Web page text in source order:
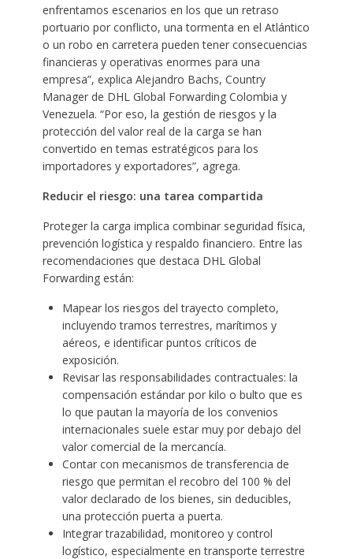
enfrentamos escenarios en los que un retraso
portuario por conflicto, una tormenta en el Atlántico
o un robo en carretera pueden tener consecuencias
financieras y operativas enormes para una
empresa”, explica Alejandro Bachs, Country
Manager de DHL Global Forwarding Colombia y
Venezuela. “Por eso, la gestión de riesgos y la
protección del valor real de la carga se han
convertido en temas estratégicos para los
importadores y exportadores”, agrega.
Reducir el riesgo: una tarea compartida
Proteger la carga implica combinar seguridad física,
prevención logística y respaldo financiero. Entre las
recomendaciones que destaca DHL Global
Forwarding están:
Mapear los riesgos del trayecto completo,
incluyendo tramos terrestres, marítimos y
aéreos, e identificar puntos críticos de
exposición.
Revisar las responsabilidades contractuales: la
compensación estándar por kilo o bulto que es
lo que pautan la mayoría de los convenios
internacionales suele estar muy por debajo del
valor comercial de la mercancía.
Contar con mecanismos de transferencia de
riesgo que permitan el recobro del 100 % del
valor declarado de los bienes, sin deducibles,
una protección puerta a puerta.
Integrar trazabilidad, monitoreo y control
logístico, especialmente en transporte terrestre